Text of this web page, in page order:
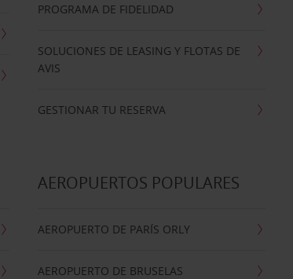
PROGRAMA DE FIDELIDAD
SOLUCIONES DE LEASING Y FLOTAS DE
AVIS
GESTIONAR TU RESERVA
AEROPUERTOS POPULARES
AEROPUERTO DE PARÍS ORLY
AEROPUERTO DE BRUSELAS